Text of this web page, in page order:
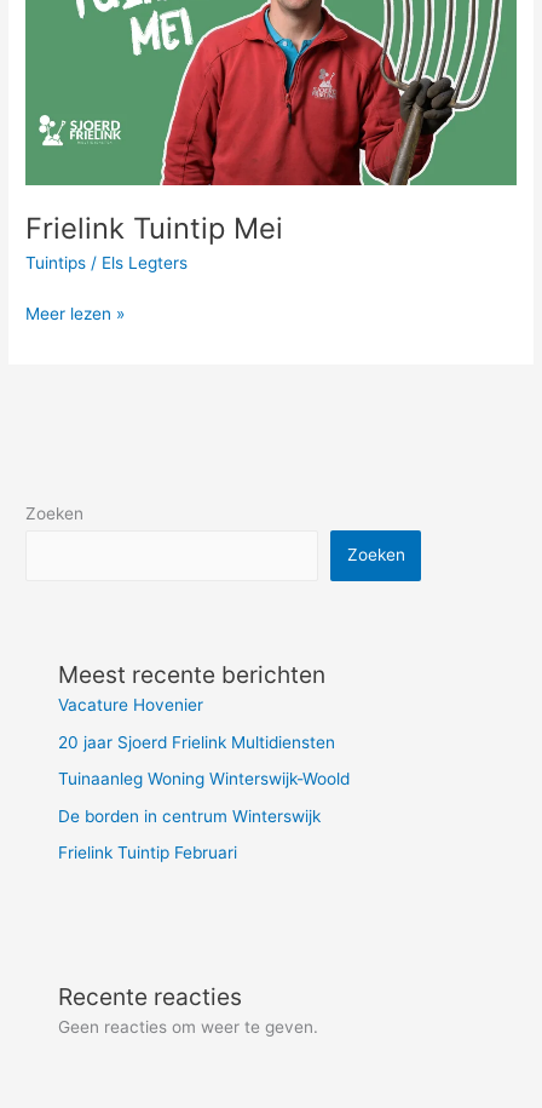
Frielink Tuintip Mei
Tuintips / Els Legters
Meer lezen »
Zoeken
Zoeken
Meest recente berichten
Vacature Hovenier
20 jaar Sjoerd Frielink Multidiensten
Tuinaanleg Woning Winterswijk-Woold
De borden in centrum Winterswijk
Frielink Tuintip Februari
Recente reacties
Geen reacties om weer te geven.